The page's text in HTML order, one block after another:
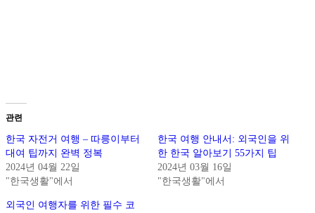
관련
한국 자전거 여행 – 따릉이부터
대여 팁까지 완벽 정복
2024년 04월 22일
"한국생활"에서
한국 여행 안내서: 외국인을 위
한 한국 알아보기 55가지 팁
2024년 03월 16일
"한국생활"에서
외국인 여행자를 위한 필수 코